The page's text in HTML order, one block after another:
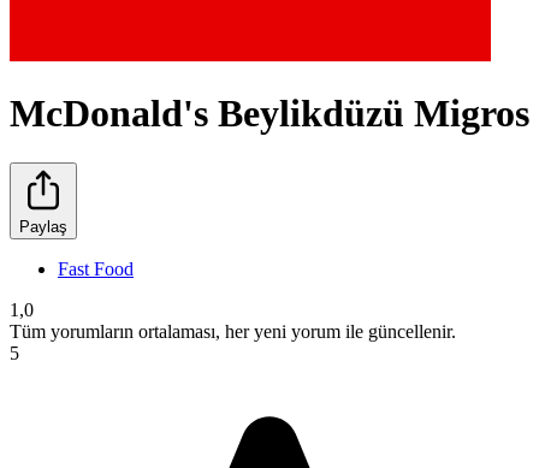
McDonald's Beylikdüzü Migros
Paylaş
Fast Food
1,0
Tüm yorumların ortalaması, her yeni yorum ile güncellenir.
5